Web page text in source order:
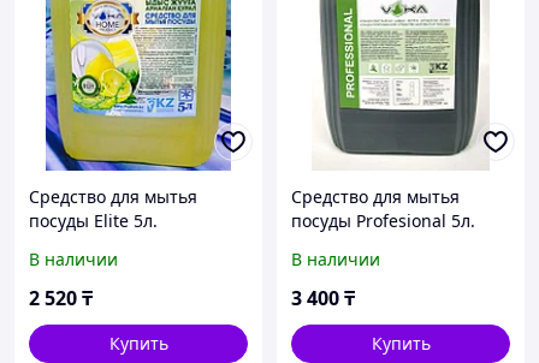
Средство для мытья
посуды Elite 5л.
В наличии
2 520₸
Купить
Средство для мытья
посуды Profesional 5л.
В наличии
3 400₸
Купить